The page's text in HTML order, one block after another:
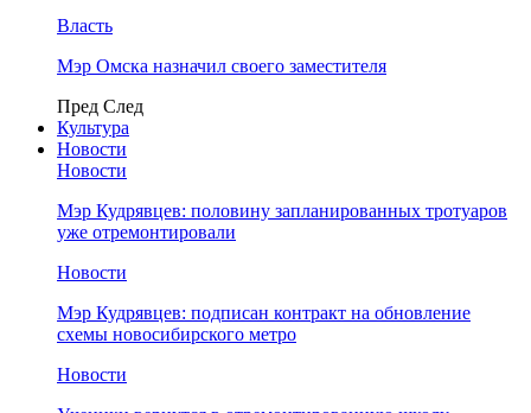
Власть
Мэр Омска назначил своего заместителя
Пред След
Культура
Новости
Новости
Мэр Кудрявцев: половину запланированных тротуаров
уже отремонтировали
Новости
Мэр Кудрявцев: подписан контракт на обновление
схемы новосибирского метро
Новости